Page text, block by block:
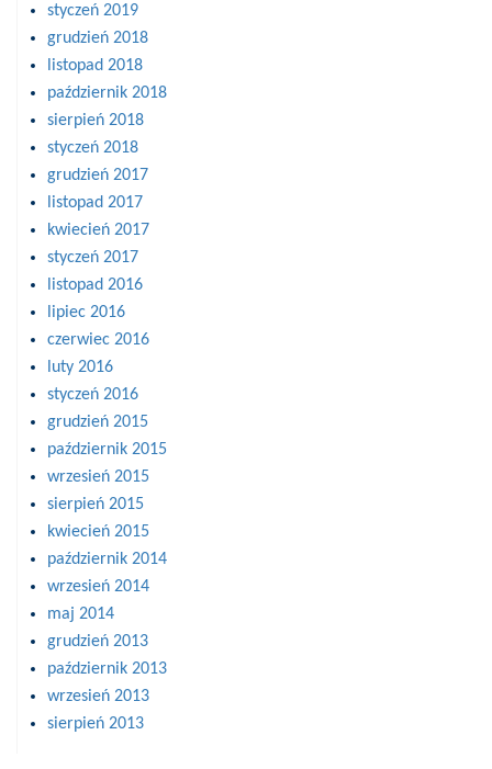
styczeń 2019
grudzień 2018
listopad 2018
październik 2018
sierpień 2018
styczeń 2018
grudzień 2017
listopad 2017
kwiecień 2017
styczeń 2017
listopad 2016
lipiec 2016
czerwiec 2016
luty 2016
styczeń 2016
grudzień 2015
październik 2015
wrzesień 2015
sierpień 2015
kwiecień 2015
październik 2014
wrzesień 2014
maj 2014
grudzień 2013
październik 2013
wrzesień 2013
sierpień 2013